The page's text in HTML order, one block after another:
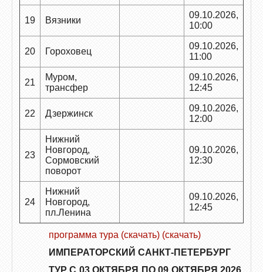
19 Вязники
09.10.2026,
10:00
20 Гороховец
09.10.2026,
11:00
21
Муром,
трансфер
09.10.2026,
12:45
22 Дзержинск
09.10.2026,
12:00
23
Нижний
Новгород,
Сормовский
поворот
09.10.2026,
12:30
24
Нижний
Новгород,
пл.Ленина
09.10.2026,
12:45
программа тура (скачать) (скачать)
ИМПЕРАТОРСКИЙ САНКТ-ПЕТЕРБУРГ
ТУР С 03 ОКТЯБРЯ ПО 09 ОКТЯБРЯ 2026,